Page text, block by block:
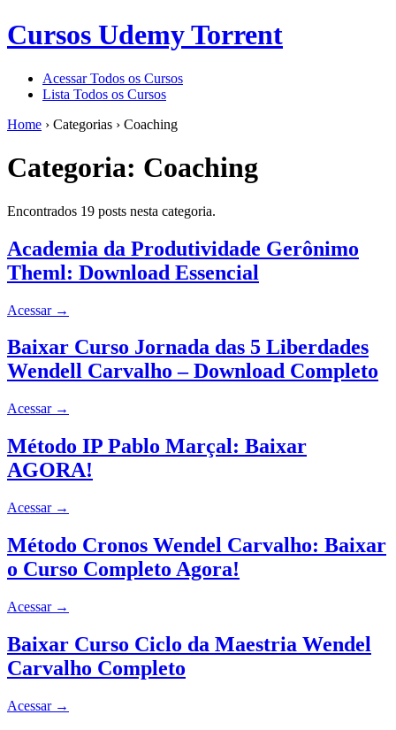
Cursos Udemy Torrent
Acessar Todos os Cursos
Lista Todos os Cursos
Home › Categorias › Coaching
Categoria: Coaching
Encontrados 19 posts nesta categoria.
Academia da Produtividade Gerônimo
Theml: Download Essencial
Acessar →
Baixar Curso Jornada das 5 Liberdades
Wendell Carvalho – Download Completo
Acessar →
Método IP Pablo Marçal: Baixar
AGORA!
Acessar →
Método Cronos Wendel Carvalho: Baixar
o Curso Completo Agora!
Acessar →
Baixar Curso Ciclo da Maestria Wendel
Carvalho Completo
Acessar →